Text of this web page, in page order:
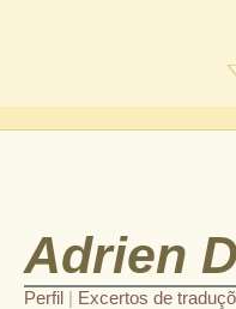
Adrien
Perfil | Excertos de